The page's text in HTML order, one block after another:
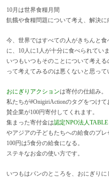
10月は世界食糧月間
飢餓や食糧問題について考え、解決に
今、世界ではすべての人がきちんと
に、10人に1人が十分に食べられていま
いつもいつもそのことについて考え
って考えてみるのは悪くないと思って
おにぎりアクションは寄付の仕組み。
私たちが#OnigiriActionのタグをつけ
賛企業が100円寄付してくれます。
集まった寄付金は認定NPO法人TABLE
やアジアの子どもたちへの給食のプレ
100円は5食分の給食になる。
ステキなお金の使い方です。
いつもはパンのところを、おにぎりに